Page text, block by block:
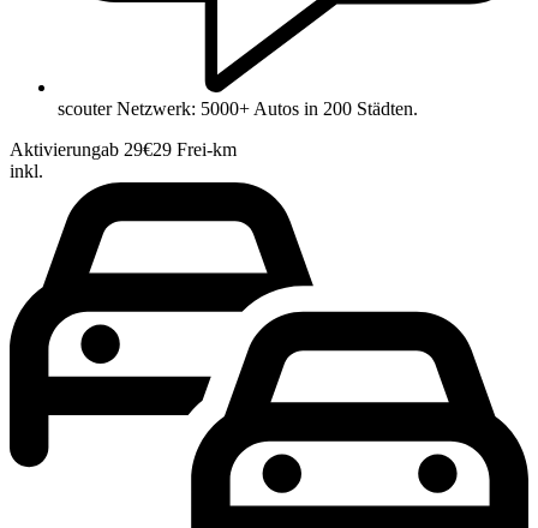
scouter Netzwerk: 5000+ Autos in 200 Städten.
Aktivierungab 29€29 Frei-km
inkl.